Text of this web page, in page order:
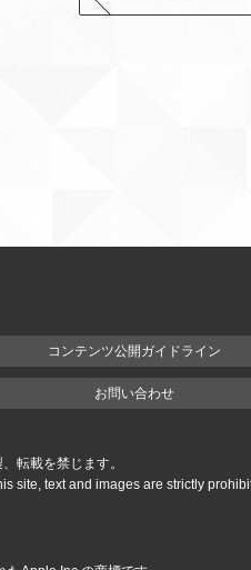
お問い合わせ
コンテンツ公開ガイドライン
転載を禁じます。
site, text and images are strictly